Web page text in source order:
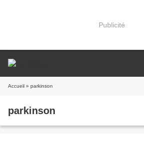
Publicité
Accueil » parkinson
parkinson